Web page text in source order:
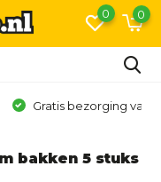
0 0
€150,- (NL)*
bakken 5 stuks